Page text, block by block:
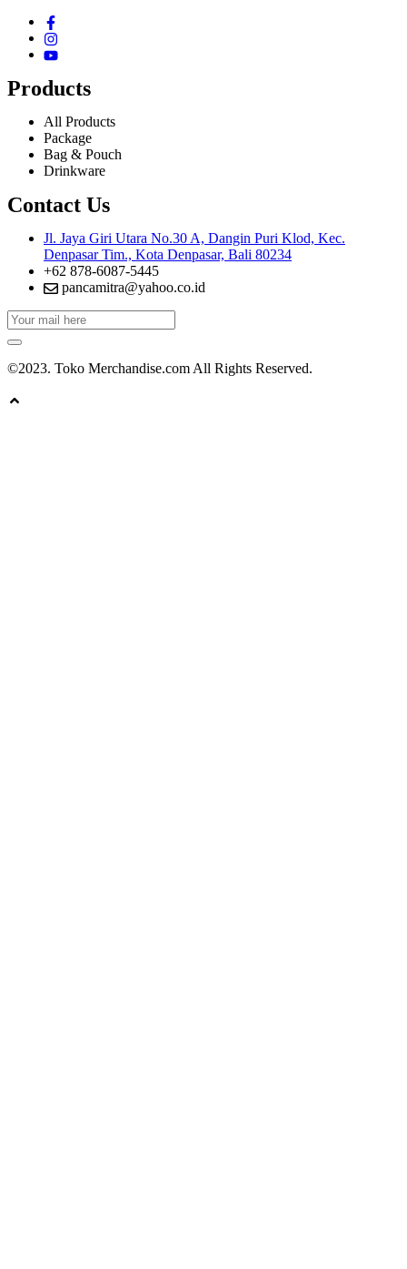
Products
All Products
Package
Bag & Pouch
Drinkware
Contact Us
Jl. Jaya Giri Utara No.30 A, Dangin Puri Klod, Kec.
Denpasar Tim., Kota Denpasar, Bali 80234
+62 878-6087-5445
pancamitra@yahoo.co.id
©2023. Toko Merchandise.com All Rights Reserved.